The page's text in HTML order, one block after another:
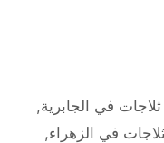
في الجابرية,
في الزهراء,